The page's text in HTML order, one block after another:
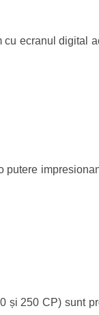
ecranul digital
putere
și 250 CP) sunt